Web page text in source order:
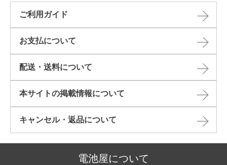
ご利用ガイド
お支払について
配送・送料について
本サイトの掲載情報について​
キャンセル・返品について​
電池屋について